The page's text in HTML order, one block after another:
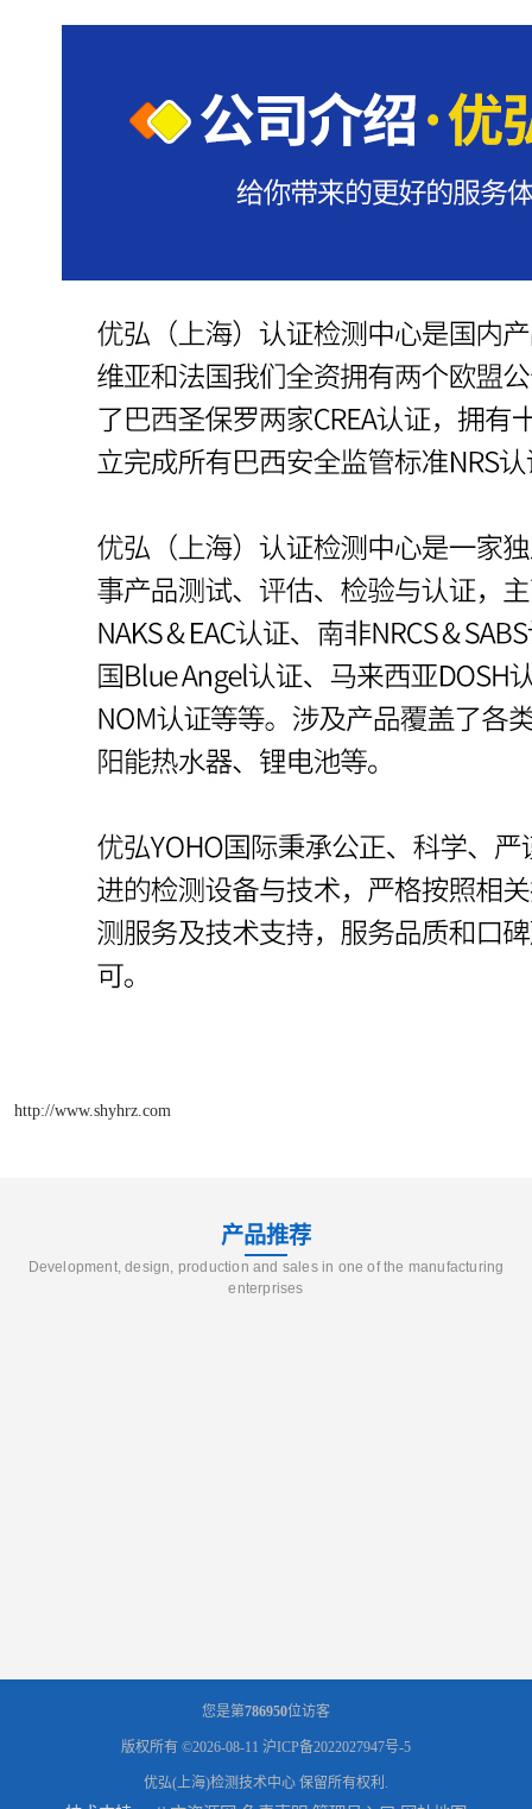
http://www.shyhrz.com
产品推荐
Development, design, production and sales in one of the manufacturing
enterprises
您是第786950位访客
版权所有 ©2026-08-11 沪ICP备2022027947号-5
优弘(上海)检测技术中心 保留所有权利.